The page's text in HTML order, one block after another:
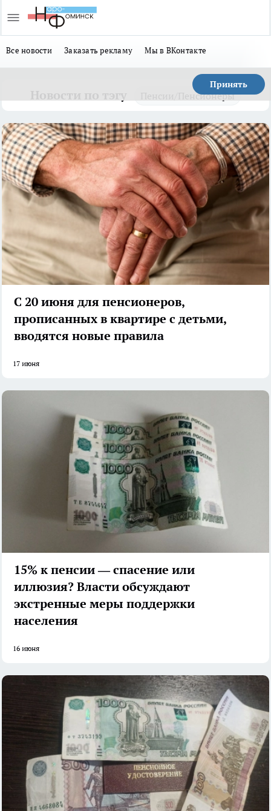
Все новости Заказать рекламу Мы в ВКонтакте
Принять
Пенсии/Пенсионеры
С 20 июня для пенсионеров,
прописанных в квартире с детьми,
вводятся новые правила
17 июня
15% к пенсии — спасение или
иллюзия? Власти обсуждают
экстренные меры поддержки
населения
16 июня